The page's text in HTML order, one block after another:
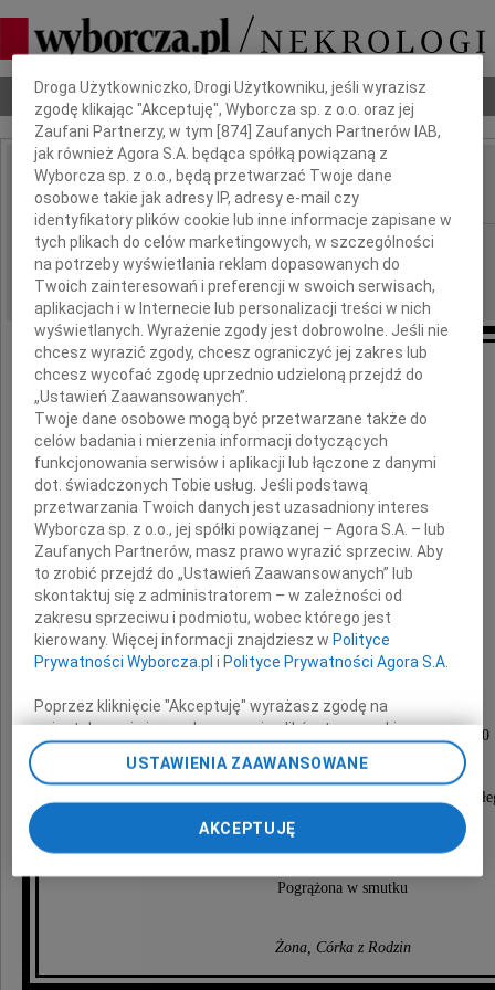
Nekrologi Odeszli Poradnik pogrzebowy
IMIĘ I NAZWISKO: Ryszard Urbaniak
REGION: Wrocław
DATA EMISJI: 04.12.2020
Z głębokim żalem zawiadamiamy,
że dnia 26 listopada 2020 roku
odszedł nasz ukochany M , Tata i Dziadek
Ryszard Urbaniak
Ceremonia pogrzebowa rozpocznie się dnia
5 grudnia 2020 roku (sobota) o godzinie 15.00
w kaplicy na Cmentarzu Grabiszyńskim,
po której nastąpi uroczyste odprowadzenie
na wieczny spoczynek.
Pogrążona w smutku
Żona, Córka z Rodzin
Dbamy o Twoją prywatność
Droga Użytkowniczko, Drogi Użytkowniku, jeśli wyrazisz
zgodę klikając "Akceptuję", Wyborcza sp. z o.o. oraz jej
Zaufani Partnerzy, w tym [874 ] Zaufanych Partnerów IAB,
jak również Agora S.A. będąca spółką powiązaną z
Wyborcza sp. z o.o., będą przetwarzać Twoje dane
osobowe takie jak adresy IP, adresy e-mail czy
identyfikatory plików cookie lub inne informacje zapisane w
tych plikach do celów marketingowych, w szczególności
na potrzeby wyświetlania reklam dopasowanych do
Twoich zainteresowań i preferencji w swoich serwisach,
aplikacjach i w Internecie lub personalizacji treści w nich
wyświetlanych. Wyrażenie zgody jest dobrowolne. Jeśli nie
chcesz wyrazić zgody, chcesz ograniczyć jej zakres lub
chcesz wycofać zgodę uprzednio udzieloną przejdź do
„Ustawień Zaawansowanych”.
Twoje dane osobowe mogą być przetwarzane także do
celów badania i mierzenia informacji dotyczących
funkcjonowania serwisów i aplikacji lub łączone z danymi
dot. świadczonych Tobie usług. Jeśli podstawą
przetwarzania Twoich danych jest uzasadniony interes
Wyborcza sp. z o.o., jej spółki powiązanej – Agora S.A. – lub
Zaufanych Partnerów, masz prawo wyrazić sprzeciw. Aby
to zrobić przejdź do „Ustawień Zaawansowanych” lub
skontaktuj się z administratorem – w zależności od
zakresu sprzeciwu i podmiotu, wobec którego jest
kierowany. Więcej informacji znajdziesz w Polityce
Prywatności Wyborcza.pl i Polityce Prywatności Agora S.A.
Poprzez kliknięcie "Akceptuję" wyrażasz zgodę na
zainstalowanie i przechowywanie plików typu cookie
Wyborczej sp. z o. o. jej Zaufanych Partnerów i Agora S.A.
na Twoim urządzeniu końcowym. Możesz też w każdej
ponownie wywołując narzędzie do zarządzania Twoimi
preferencjami dot. przetwarzania danych poprzez
przechodząc do sekcji „Ustawienia zaawansowane”.
My, nasi Zaufani Partnerzy i Agora S.A. możemy
USTAWIENIA ZAAWANSOWANE
AKCEPTUJĘ